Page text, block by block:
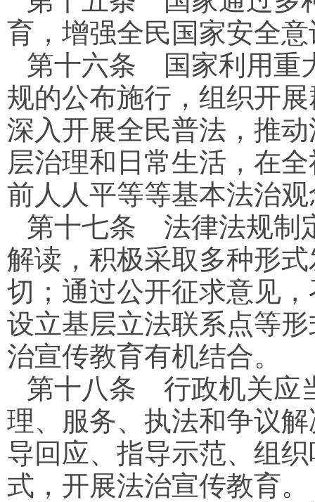
育，增强全民国家安全
第十六条 国家利用重
规的公布施行，组织开
深入开展全民普法，推
层治理和日常生活，在
前人人平等等基本法治
第十七条 法律法规制
解读，积极采取多种形
切；通过公开征求意见
设立基层立法联系点等
治宣传教育有机结合。
第十八条 行政机关应
理、服务、执法和争议
导回应、指导示范、组
式，开展法治宣传教育。